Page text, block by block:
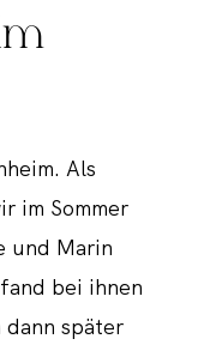
Als
im Sommer
und Marin
bei ihnen
später